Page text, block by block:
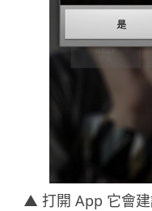
▲ 打開 App 它會建